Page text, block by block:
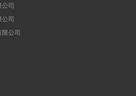
司
司
公司